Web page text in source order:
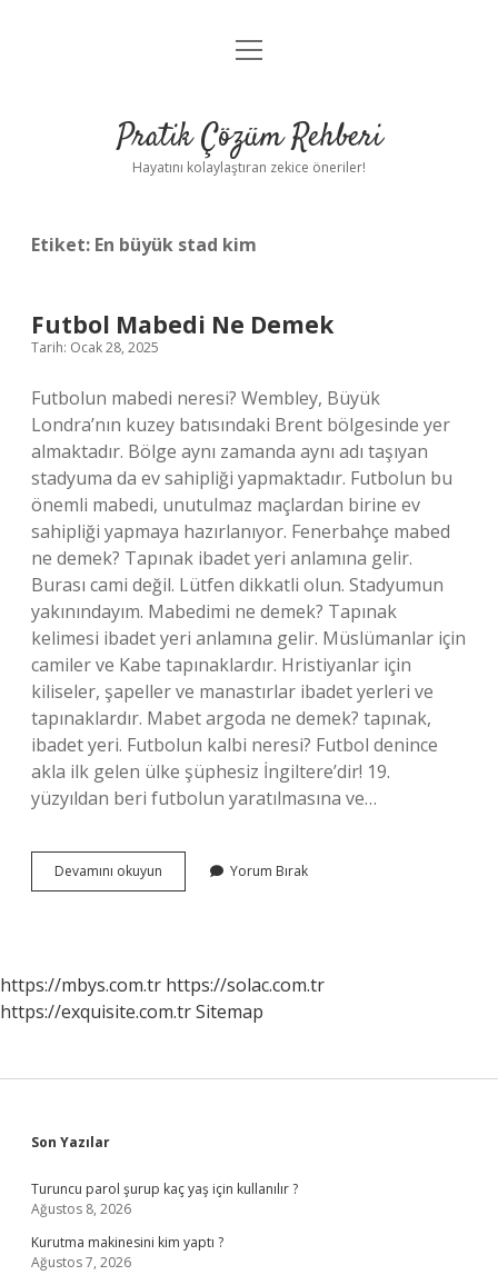
Anasayfa
Yasal Uyarı
menüyü
Pratik Çözüm Rehberi
Hayatını kolaylaştıran zekice öneriler!
Etiket: En büyük stad kim
Futbol Mabedi Ne Demek
Tarih: Ocak 28, 2025
Futbolun mabedi neresi? Wembley, Büyük
Londra’nın kuzey batısındaki Brent bölgesinde yer
almaktadır. Bölge aynı zamanda aynı adı taşıyan
stadyuma da ev sahipliği yapmaktadır. Futbolun bu
önemli mabedi, unutulmaz maçlardan birine ev
sahipliği yapmaya hazırlanıyor. Fenerbahçe mabed
ne demek? Tapınak ibadet yeri anlamına gelir.
Burası cami değil. Lütfen dikkatli olun. Stadyumun
yakınındayım. Mabedimi ne demek? Tapınak
kelimesi ibadet yeri anlamına gelir. Müslümanlar için
camiler ve Kabe tapınaklardır. Hristiyanlar için
kiliseler, şapeller ve manastırlar ibadet yerleri ve
tapınaklardır. Mabet argoda ne demek? tapınak,
ibadet yeri. Futbolun kalbi neresi? Futbol denince
akla ilk gelen ülke şüphesiz İngiltere’dir! 19.
yüzyıldan beri futbolun yaratılmasına ve…
Devamını okuyun
Mabedi
Yorum Bırak
https://mbys.com.tr https://solac.com.tr
https://exquisite.com.trSitemap
Sidebar
Son Yazılar
Turuncu parol şurup kaç yaş için kullanılır ?
Ağustos 8, 2026
Kurutma makinesini kim yaptı ?
Ağustos 7, 2026